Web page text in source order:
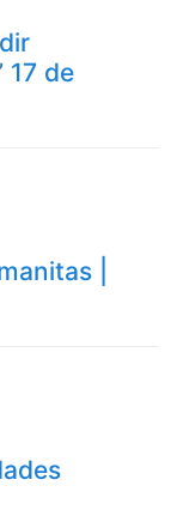
17 de
|